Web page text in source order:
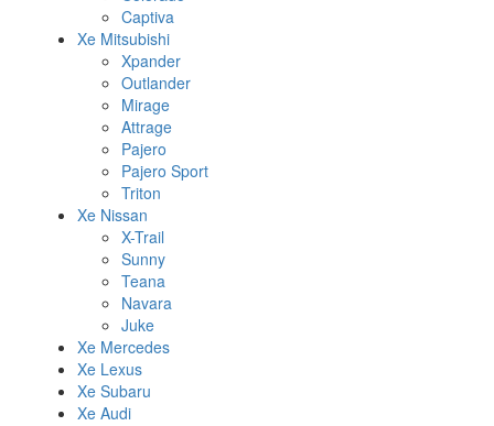
Captiva
Xe Mitsubishi
Xpander
Outlander
Mirage
Attrage
Pajero
Pajero Sport
Triton
Xe Nissan
X-Trail
Sunny
Teana
Navara
Juke
Xe Mercedes
Xe Lexus
Xe Subaru
Xe Audi